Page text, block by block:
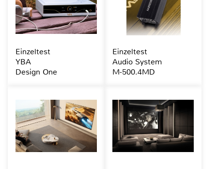
Einzeltest
YBA
Design One
Einzeltest
Audio System
M-500.4MD